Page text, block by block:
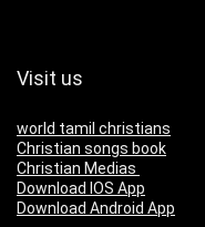
Visit us
world tamil christians
Christian songs book
Christian Medias
Download IOS App
Download Android App